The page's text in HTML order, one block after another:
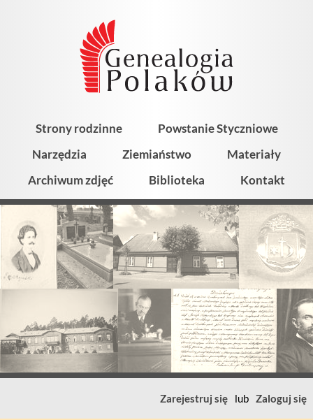
Strony rodzinne
Powstanie Styczniowe
Narzędzia
Ziemiaństwo
Materiały
Archiwum zdjęć
Biblioteka Kontakt
Zarejestruj się lub Zaloguj się